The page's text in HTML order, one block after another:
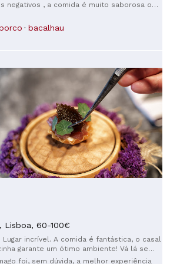
negativos , a comida é muito saborosa o
que fiz em Évora!
bacalhau
Lisboa, 60-100€
Lugar incrível. A comida é fantástica, o casal
garante um ótimo ambiente! Vá lá se
foi, sem dúvida, a melhor experiência